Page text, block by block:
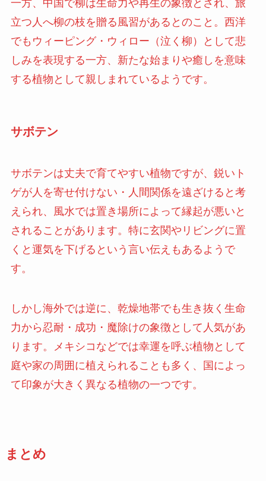
一方、中国で柳は生命力や再生の象徴とされ、旅
立つ人へ柳の枝を贈る風習があるとのこと。西洋
でもウィーピング・ウィロー（泣く柳）として悲
しみを表現する一方、新たな始まりや癒しを意味
する植物として親しまれているようです。
サボテン
サボテンは丈夫で育てやすい植物ですが、鋭いト
ゲが人を寄せ付けない・人間関係を遠ざけると考
えられ、風水では置き場所によって縁起が悪いと
されることがあります。特に玄関やリビングに置
くと運気を下げるという言い伝えもあるようで
す。
しかし海外では逆に、乾燥地帯でも生き抜く生命
力から忍耐・成功・魔除けの象徴として人気があ
ります。メキシコなどでは幸運を呼ぶ植物として
庭や家の周囲に植えられることも多く、国によっ
て印象が大きく異なる植物の一つです。
まとめ